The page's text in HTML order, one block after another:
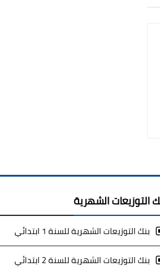
التوزيعات الشهرية
بنك التوزيعات الشهرية للسنة 1 ابتدائي
بنك التوزيعات الشهرية للسنة 2 ابتدائي